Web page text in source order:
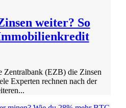
weiter? So
Zentralbank (EZB) die Zinsen
Experten rechnen nach der